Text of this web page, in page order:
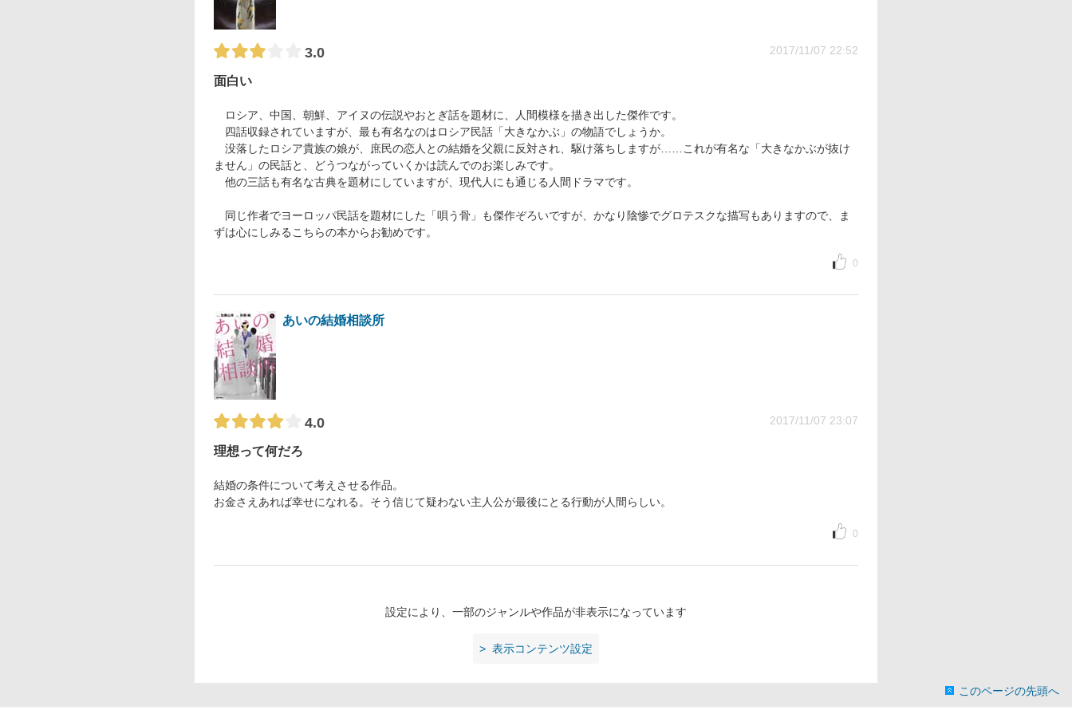
3.0 2017/11/07 22:52
面白い
ロシア、中国、朝鮮、アイヌの伝説やおとぎ話を題材に、人間模様を描き出した傑作です。
四話収録されていますが、最も有名なのはロシア民話「大きなかぶ」の物語でしょうか。
没落したロシア貴族の娘が、庶民の恋人との結婚を父親に反対され、駆け落ちしますが……これが有名な「大きなかぶが抜け
ません」の民話と、どうつながっていくかは読んでのお楽しみです。
他の三話も有名な古典を題材にしていますが、現代人にも通じる人間ドラマです。
同じ作者でヨーロッパ民話を題材にした「唄う骨」も傑作ぞろいですが、かなり陰惨でグロテスクな描写もありますので、ま
ずは心にしみるこちらの本からお勧めです。
0
あいの結婚相談所
4.0 2017/11/07 23:07
理想って何だろ
結婚の条件について考えさせる作品。
お金さえあれば幸せになれる。そう信じて疑わない主人公が最後にとる行動が人間らしい。
0
設定により、一部のジャンルや作品が非表示になっています
表示コンテンツ設定
このページの先頭へ